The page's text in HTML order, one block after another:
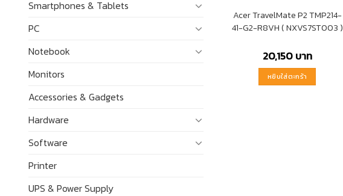
Smartphones & Tablets
PC
Notebook
Monitors
Accessories & Gadgets
Hardware
Software
Printer
UPS & Power Supply
Acer TravelMate P2 TMP214-
41-G2-R8VH ( NXVS7ST003 )
20,150บาท
หยิบใส่ตะกร้า